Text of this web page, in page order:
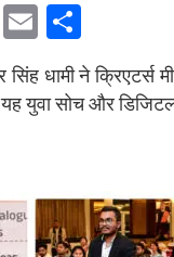
X
E
m
ail
h
ar
सिंह धामी ने
युवा सोच और